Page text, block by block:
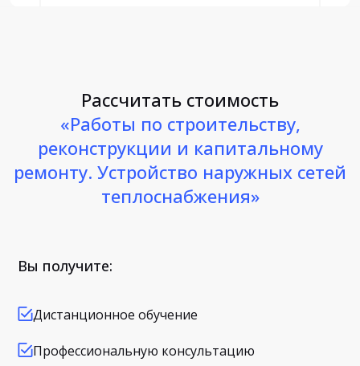
Рассчитать стоимость
«Работы по строительству,
реконструкции и капитальному
ремонту. Устройство наружных сетей
теплоснабжения»
Вы получите:
Дистанционное обучение
Профессиональную консультацию